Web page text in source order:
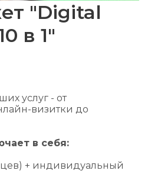
"Digital
в 1"
услуг - от
визитки до
в себя:
+ индивидуальный